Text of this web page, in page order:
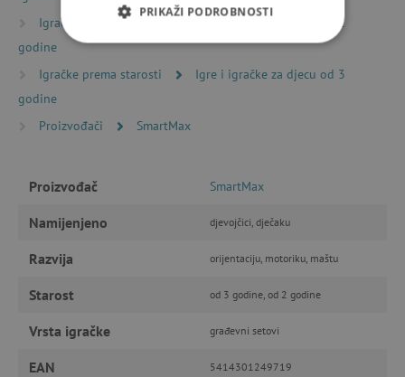
Igračke prema starosti
Igre i igračke za djecu od 2
godine
Igračke prema starosti
Igre i igračke za djecu od 3
godine
Proizvođači
SmartMax
Proizvođač SmartMax
Namijenjeno djevojčici, dječaku
Razvija orijentaciju, motoriku, maštu
Starost od 3 godine, od 2 godine
Vrsta igračke građevni setovi
EAN 5414301249719
PRIKAŽI PODROBNOSTI
NUŽNO POTREBNI KOLAČIĆI
FUNKCIONALNOST
Nužno potrebni kolačići
Izvedba
funkcionalnost internetske stranice, kao što su
računa. Internetsku stranicu ne možete
odgovarajuće upotrebljavati bez nužno